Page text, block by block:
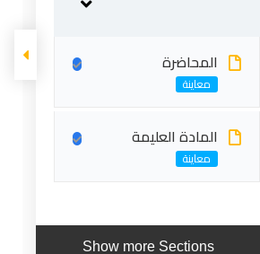
المحاضرة
المادة العليمة
Show more Sections